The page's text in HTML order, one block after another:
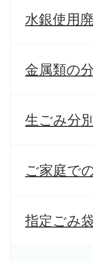
水銀使用
金属類の
生ごみ分
ご家庭で
指定ごみ